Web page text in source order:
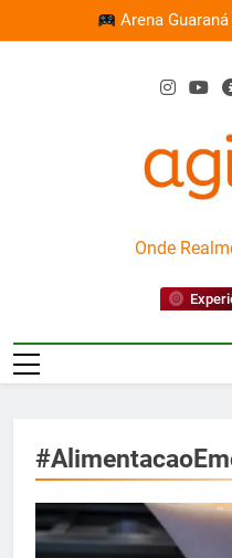
to
Arena Guaraná Antarctica
Onde